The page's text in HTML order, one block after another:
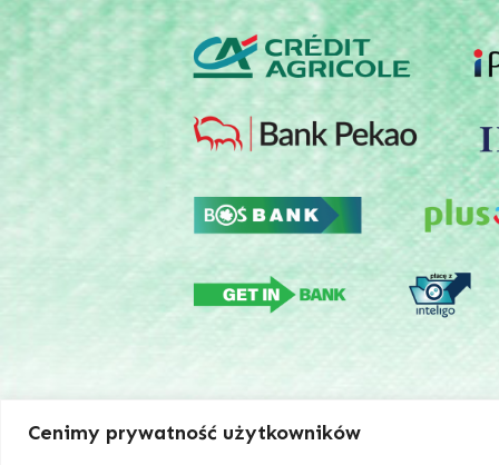
Cenimy prywatność użytkowników